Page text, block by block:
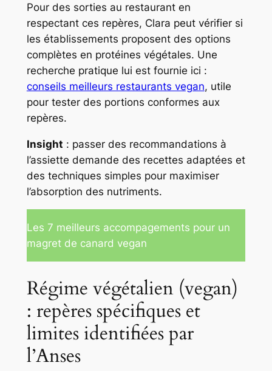
Pour des sorties au restaurant en
respectant ces repères, Clara peut vérifier si
les établissements proposent des options
complètes en protéines végétales. Une
recherche pratique lui est fournie ici :
conseils meilleurs restaurants vegan, utile
pour tester des portions conformes aux
repères.
Insight : passer des recommandations à
l’assiette demande des recettes adaptées et
des techniques simples pour maximiser
l’absorption des nutriments.
Les 7 meilleurs accompagements pour un
magret de canard vegan
Régime végétalien (vegan)
: repères spécifiques et
limites identifiées par
l’Anses